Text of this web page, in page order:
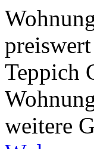
Teppich
weitere